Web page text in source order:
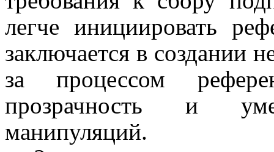
легче инициировать
заключается в создании
за процессом
прозрачность и
манипуляций.